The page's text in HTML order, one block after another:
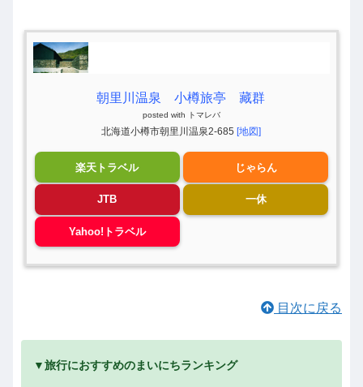
朝里川温泉 小樽旅亭 藏群
posted with トマレバ
北海道小樽市朝里川温泉2-685 [地図]
楽天トラベル じゃらん
JTB 一休
Yahoo!トラベル
目次に戻る
▼旅行におすすめのまいにちランキング